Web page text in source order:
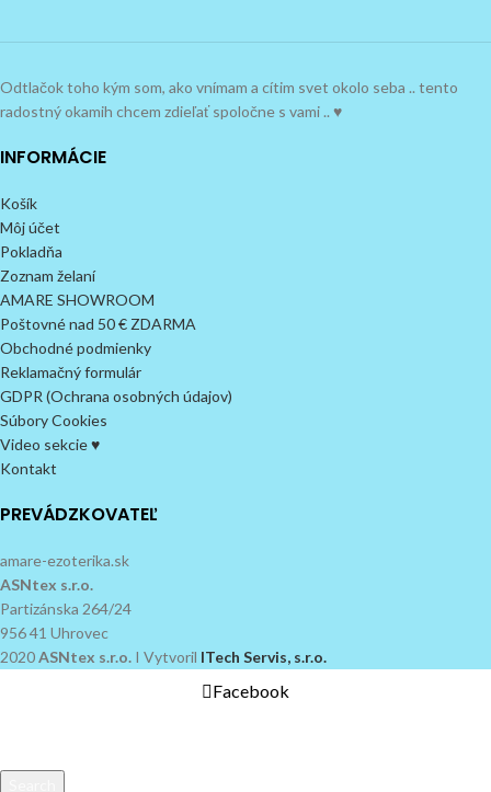
Odtlačok toho kým som, ako vnímam a cítim svet okolo seba .. tento
radostný okamih chcem zdieľať spoločne s vami .. ♥
INFORMÁCIE
Košík
Môj účet
Pokladňa
Zoznam želaní
AMARE SHOWROOM
Poštovné nad 50 € ZDARMA
Obchodné podmienky
Reklamačný formulár
GDPR (Ochrana osobných údajov)
Súbory Cookies
Video sekcie ♥
Kontakt
PREVÁDZKOVATEĽ
amare-ezoterika.sk
ASNtex s.r.o.
Partizánska 264/24
956 41 Uhrovec
2020ASNtex s.r.o. I Vytvoril ITech Servis, s.r.o.
Facebook